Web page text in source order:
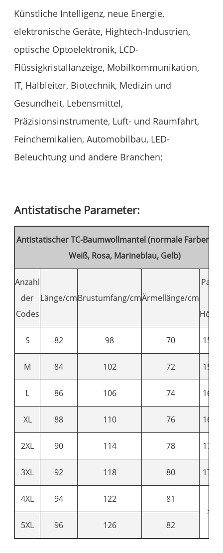
Künstliche Intelligenz, neue Energie,
elektronische Geräte, Hightech-Industrien,
optische Optoelektronik, LCD-
Flüssigkristallanzeige, Mobilkommunikation,
IT, Halbleiter, Biotechnik, Medizin und
Gesundheit, Lebensmittel,
Präzisionsinstrumente, Luft- und Raumfahrt,
Feinchemikalien, Automobilbau, LED-
Beleuchtung und andere Branchen;
Antistatische Parameter:
Antistatischer TC-Baumwollmantel (normale Farben:
Weiß, Rosa, Marineblau, Gelb)
Anzahl
der
Codes
Länge/cmBrustumfang/cmÄrmellänge/cm
S 82 98 70 150-
M 84 102 72 155-
L 86 106 74 160-
XL 88 110 76 165-
2XL 90 114 78 170-
3XL 92 118 80 175-
4XL 94 122
81
>
5XL
96 126 82